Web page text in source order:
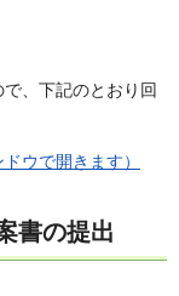
、下記のとおり回
ウで開きます）
書の提出